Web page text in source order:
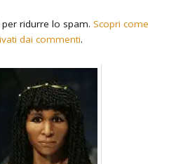
ridurre lo spam. Scopri come
dai commenti.